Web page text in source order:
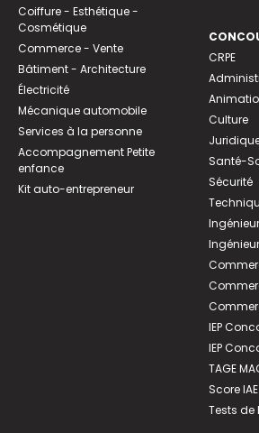
Coiffure - Esthétique -
Cosmétique
Commerce - Vente
Bâtiment - Architecture
Électricité
Mécanique automobile
Services à la personne
Accompagnement Petite
enfance
Kit auto-entrepreneur
CRPE
Culture
Santé-
Sécurité
IEP
IEP
TAGE
Score IAE
Tests de